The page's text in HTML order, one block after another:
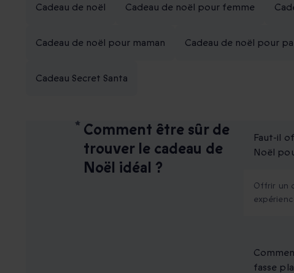
Cadeau de noël Cadeau de noël pour femme
Cadeau de noël pour maman Cadeau de noël pour
Cadeau Secret Santa
Comment être sûr de
trouver le cadeau de
Noël idéal ?
Faut-il
Noël
Offrir un
fasse